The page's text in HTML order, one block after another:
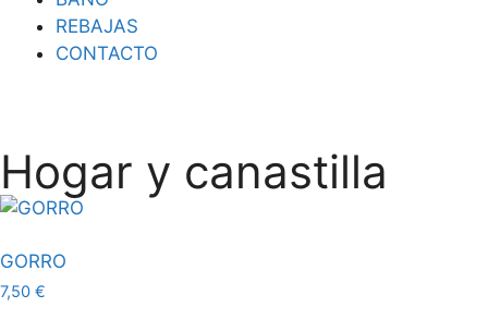
REBAJAS
CONTACTO
Hogar y canastilla
GORRO
7,50 €